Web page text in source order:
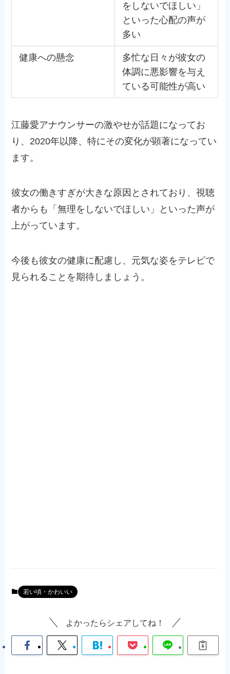
をしないでほしい」
といった心配の声が
多い
健康への懸念
多忙な日々が彼女の
体調に悪影響を与え
ている可能性が高い
江藤愛アナウンサーの激やせが話題になってお
り、2020年以降、特にその変化が顕著になってい
ます。
彼女の働きすぎが大きな原因とされており、視聴
者からも「無理をしないでほしい」といった声が
上がっています。
今後も彼女の健康に配慮し、元気な姿をテレビで
見られることを期待しましょう。
若い頃・かわいい
よかったらシェアしてね！